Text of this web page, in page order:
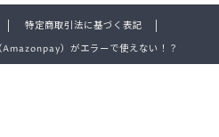
特定商取引法に基づく表記
）がエラーで使えない！？